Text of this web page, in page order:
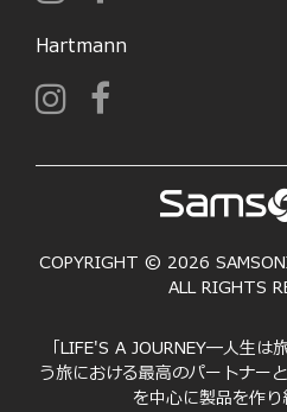
Hartmann
COPYRIGHT © 2026
ALL RIGHTS
「LIFE'S A JOURNEY―人生は
う旅における最高のパートナー
を中心に製品を作り